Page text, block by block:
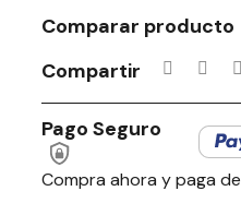
Comparar producto
Compartir
Pago Seguro
Compra ahora y paga